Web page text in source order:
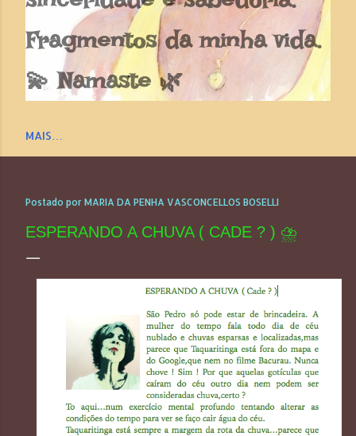
Fragmentos da minha vida.
💫 Namaste 🌿
MAIS…
Postado por MARIA DA PENHA VASCONCELLOS BOSELLI
ESPERANDO A CHUVA ( CADE ? ) ⛈️